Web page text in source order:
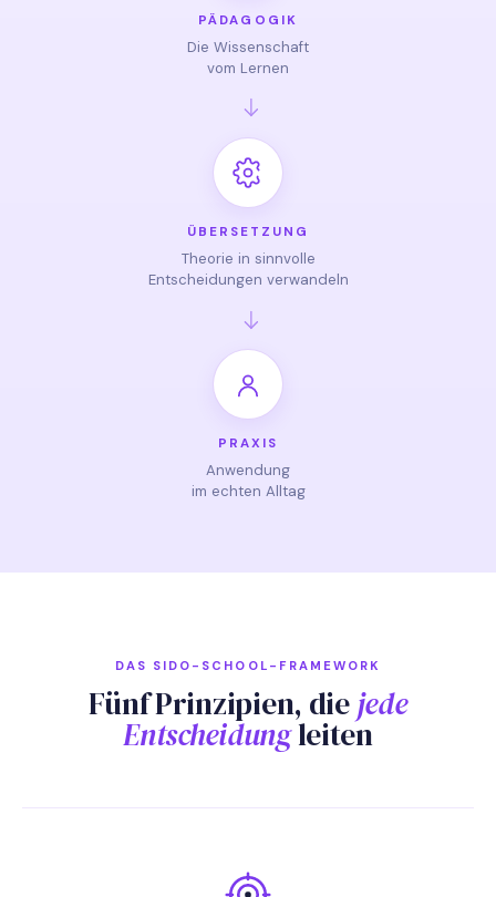
PÄDAGOGIK
Die Wissenschaft
vom Lernen
ÜBERSETZUNG
Theorie in sinnvolle
Entscheidungen verwandeln
PRAXIS
Anwendung
im echten Alltag
DAS SIDO-SCHOOL-FRAMEWORK
Fünf Prinzipien, diejede
Entscheidungleiten